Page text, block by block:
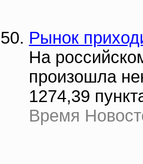
Рынок
На
произошла
1274,39
Время